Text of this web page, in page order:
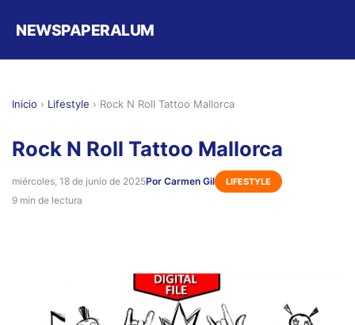
NEWSPAPERALUM
Inicio › Lifestyle › Rock N Roll Tattoo Mallorca
Rock N Roll Tattoo Mallorca
miércoles, 18 de junio de 2025Por Carmen Gil LIFESTYLE
9 min de lectura